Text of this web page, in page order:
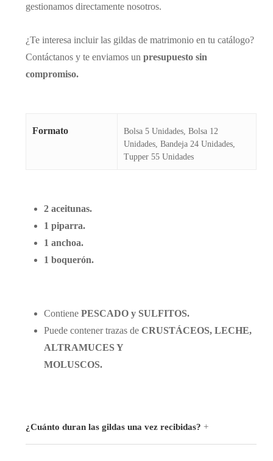
gestionamos directamente nosotros.
¿Te interesa incluir las gildas de matrimonio en tu catálogo?
Contáctanos y te enviamos un presupuesto sin
compromiso.
Formato
Bolsa 5 Unidades, Bolsa 12
Unidades, Bandeja 24 Unidades,
Tupper 55 Unidades
2 aceitunas.
1 piparra.
1 anchoa.
1 boquerón.
Contiene PESCADO y SULFITOS.
Puede contener trazas de CRUSTÁCEOS, LECHE,
ALTRAMUCES Y
MOLUSCOS.
¿Cuánto duran las gildas una vez recibidas?